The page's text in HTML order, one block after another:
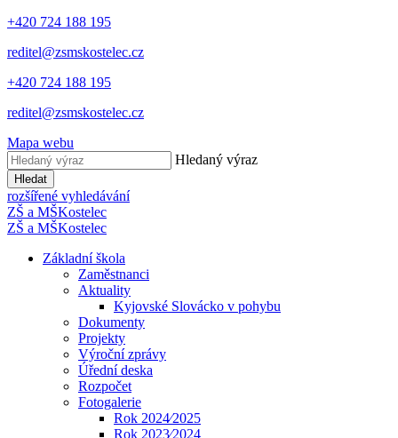
+420 724 188 195
reditel@zsmskostelec.cz
+420 724 188 195
reditel@zsmskostelec.cz
Mapa webu
Hledaný výraz
Hledat
rozšířené vyhledávání
ZŠ a MŠKostelec
ZŠ a MŠKostelec
Základní škola
Zaměstnanci
Aktuality
Kyjovské Slovácko v pohybu
Dokumenty
Projekty
Výroční zprávy
Úřední deska
Rozpočet
Fotogalerie
Rok 2024⁄2025
Rok 2023⁄2024